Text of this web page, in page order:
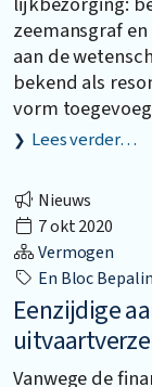
zeemansgraf
aan de
bekend als
vorm
Lees verder…
Nieuws
7 okt 2020
Vermogen
En Bloc
Eenzijdige
Vanwege de